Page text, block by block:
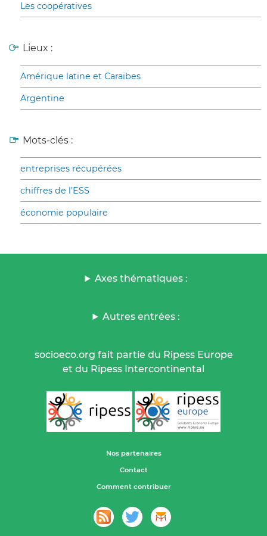
Les coopératives
Lieux :
Amérique latine et Caraïbes
Argentine
Mots-clés :
entreprises récupérées
chiffres de l’ESS
économie populaire
Axes thématiques :
Autres entrées :
socioeco.org fait partie du Ripess Europe
et du Ripess Intercontinental
Nos partenaires
Contact
Comment contribuer